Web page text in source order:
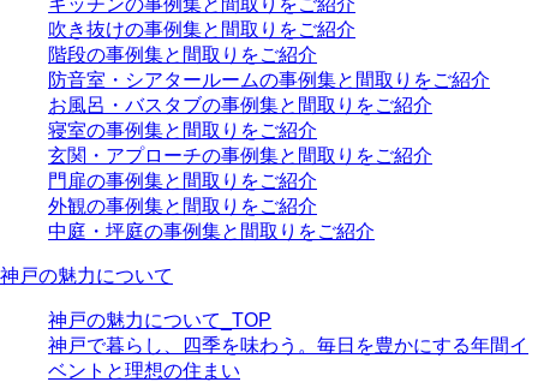
キッチンの事例集と間取りをご紹介
吹き抜けの事例集と間取りをご紹介
階段の事例集と間取りをご紹介
防音室・シアタールームの事例集と間取りをご紹介
お風呂・バスタブの事例集と間取りをご紹介
寝室の事例集と間取りをご紹介
玄関・アプローチの事例集と間取りをご紹介
門扉の事例集と間取りをご紹介
外観の事例集と間取りをご紹介
中庭・坪庭の事例集と間取りをご紹介
神戸の魅力について
神戸の魅力について_TOP
神戸で暮らし、四季を味わう。毎日を豊かにする年間イ
ベントと理想の住まい